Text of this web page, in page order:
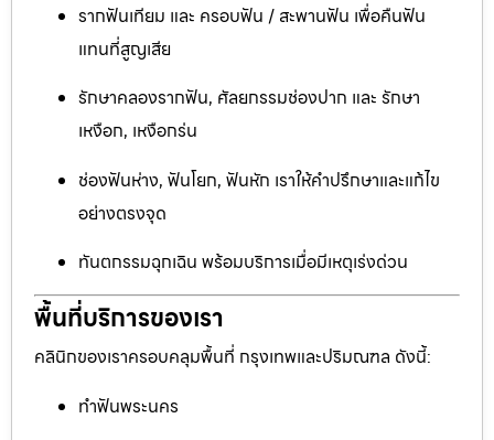
รากฟันเทียม และ ครอบฟัน / สะพานฟัน เพื่อคืนฟัน
แทนที่สูญเสีย
รักษาคลองรากฟัน, ศัลยกรรมช่องปาก และ รักษา
เหงือก, เหงือกร่น
ช่องฟันห่าง, ฟันโยก, ฟันหัก เราให้คำปรึกษาและแก้ไข
อย่างตรงจุด
ทันตกรรมฉุกเฉิน พร้อมบริการเมื่อมีเหตุเร่งด่วน
พื้นที่บริการของเรา
คลินิกของเราครอบคลุมพื้นที่ กรุงเทพและปริมณฑล ดังนี้:
ทำฟันพระนคร